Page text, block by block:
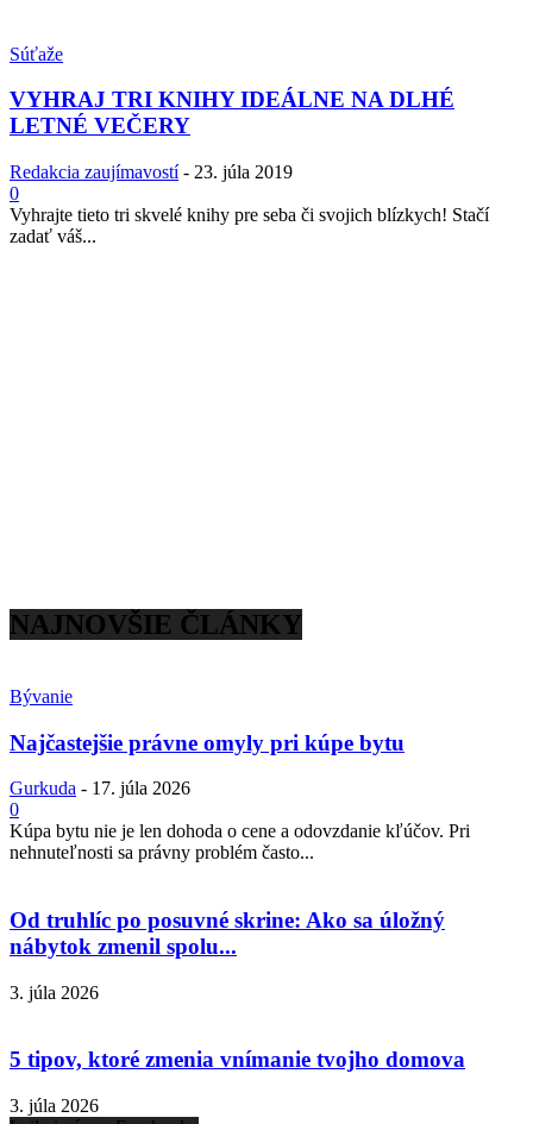
Súťaže
VYHRAJ TRI KNIHY IDEÁLNE NA DLHÉ
LETNÉ VEČERY
Redakcia zaujímavostí - 23. júla 2019
0
Vyhrajte tieto tri skvelé knihy pre seba či svojich blízkych! Stačí
zadať váš...
NAJNOVŠIE ČLÁNKY
Bývanie
Najčastejšie právne omyly pri kúpe bytu
Gurkuda - 17. júla 2026
0
Kúpa bytu nie je len dohoda o cene a odovzdanie kľúčov. Pri
nehnuteľnosti sa právny problém často...
Od truhlíc po posuvné skrine: Ako sa úložný
nábytok zmenil spolu...
3. júla 2026
5 tipov, ktoré zmenia vnímanie tvojho domova
3. júla 2026